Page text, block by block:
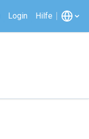
Login Hilfe